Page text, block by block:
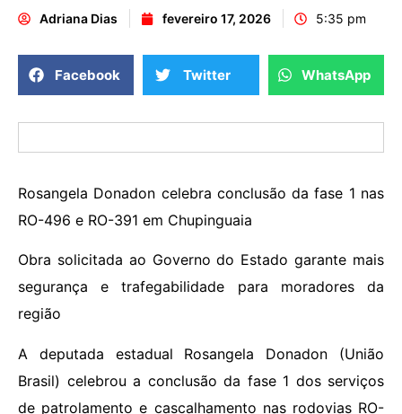
Adriana Dias fevereiro 17, 2026 5:35 pm
Facebook Twitter WhatsApp
Rosangela Donadon celebra conclusão da fase 1 nas
RO-496 e RO-391 em Chupinguaia
Obra solicitada ao Governo do Estado garante mais
segurança e trafegabilidade para moradores da
região
A deputada estadual Rosangela Donadon (União
Brasil) celebrou a conclusão da fase 1 dos serviços
de patrolamento e cascalhamento nas rodovias RO-